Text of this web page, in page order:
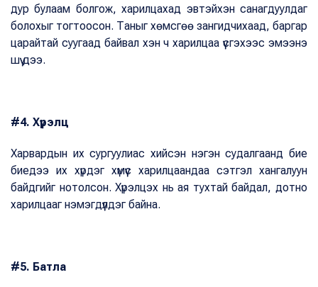
дур булаам болгож, харилцахад эвтэйхэн санагдуулдаг
болохыг тогтоосон. Таныг хөмсгөө зангидчихаад, баргар
царайтай суугаад байвал хэн ч харилцаа үүсгэхээс эмээнэ
шүү дээ.
#4. Хүрэлц
Харвардын их сургуулиас хийсэн нэгэн судалгаанд бие
биедээ их хүрдэг хүмүүс харилцаандаа сэтгэл хангалуун
байдгийг нотолсон. Хүрэлцэх нь ая тухтай байдал, дотно
харилцааг нэмэгдүүлдэг байна.
#5. Батла